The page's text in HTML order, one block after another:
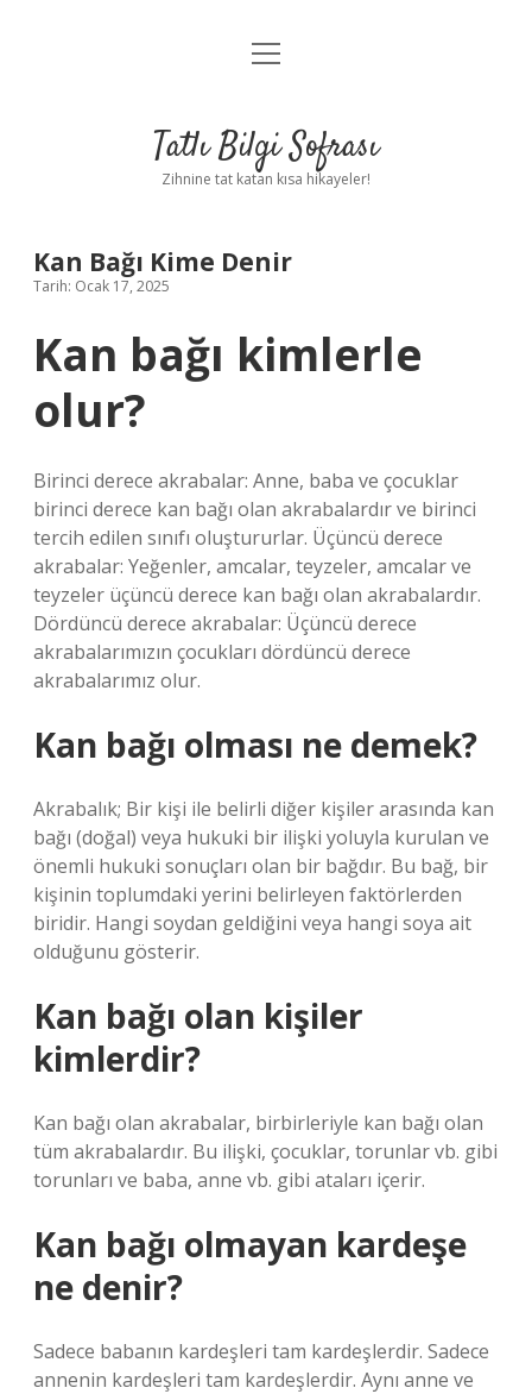
Anasayfa
Yasal Uyarı
menüyü
Tatlı Bilgi Sofrası
Zihnine tat katan kısa hikayeler!
Kan Bağı Kime Denir
Tarih: Ocak 17, 2025
Kan bağı kimlerle
olur?
Birinci derece akrabalar: Anne, baba ve çocuklar
birinci derece kan bağı olan akrabalardır ve birinci
tercih edilen sınıfı oluştururlar. Üçüncü derece
akrabalar: Yeğenler, amcalar, teyzeler, amcalar ve
teyzeler üçüncü derece kan bağı olan akrabalardır.
Dördüncü derece akrabalar: Üçüncü derece
akrabalarımızın çocukları dördüncü derece
akrabalarımız olur.
Kan bağı olması ne demek?
Akrabalık; Bir kişi ile belirli diğer kişiler arasında kan
bağı (doğal) veya hukuki bir ilişki yoluyla kurulan ve
önemli hukuki sonuçları olan bir bağdır. Bu bağ, bir
kişinin toplumdaki yerini belirleyen faktörlerden
biridir. Hangi soydan geldiğini veya hangi soya ait
olduğunu gösterir.
Kan bağı olan kişiler
kimlerdir?
Kan bağı olan akrabalar, birbirleriyle kan bağı olan
tüm akrabalardır. Bu ilişki, çocuklar, torunlar vb. gibi
torunları ve baba, anne vb. gibi ataları içerir.
Kan bağı olmayan kardeşe
ne denir?
Sadece babanın kardeşleri tam kardeşlerdir. Sadece
annenin kardeşleri tam kardeşlerdir. Aynı anne ve